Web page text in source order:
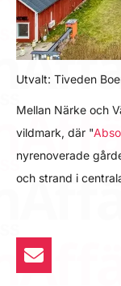
Utvalt: Tiveden
Mellan Närke och
vildmark, där "
nyrenoverade
och strand i